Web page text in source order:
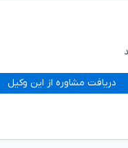
دریافت مشاوره از این وکیل